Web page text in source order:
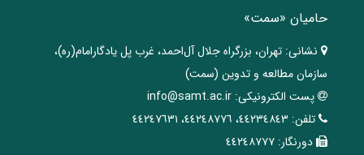
حامیان «سمت»
نشانی: تهران، ‌بزرگراه ‌جلال آل‌احمد، غرب پل يادگار‌امام(ره)‌،
سازمان مطالعه و تدوین‌ (سمت)
پست الکترونیکی: info@samt.ac.ir
تلفن: ٤٤٢٣٤٨٤٣، ٤٤٢٤٨٧٧٦، ٤٤٢٤٧٦٣١
دورنگار: ٤٤٢٤٨٧٧٧